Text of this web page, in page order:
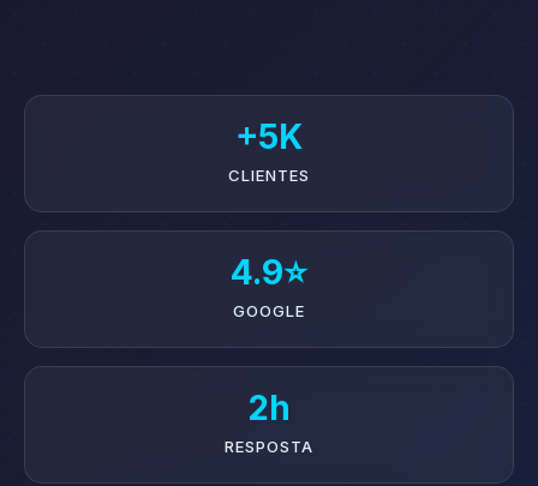
+5K
CLIENTES
4.9⭐
GOOGLE
2h
RESPOSTA